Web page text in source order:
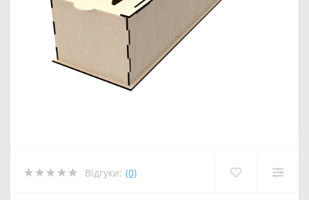
Відгуки: (0)